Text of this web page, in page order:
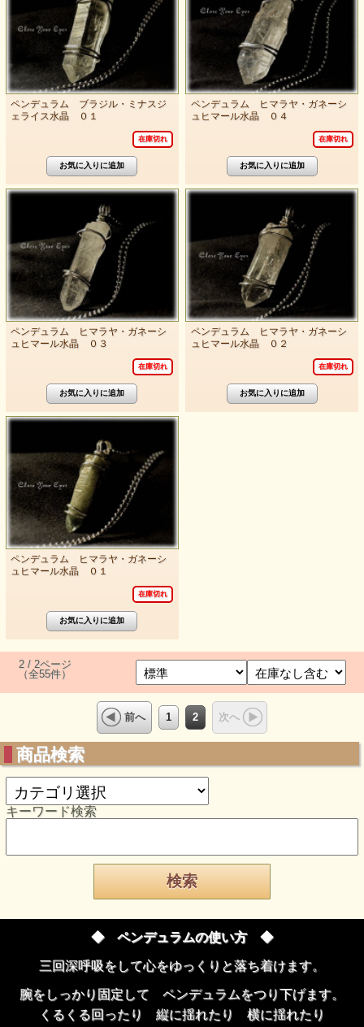
ペンデュラム ブラジル・ミナスジ
ェライス水晶 ０１
在庫切れ
ペンデュラム ヒマラヤ・ガネーシ
ュヒマール水晶 ０４
在庫切れ
ペンデュラム ヒマラヤ・ガネーシ
ュヒマール水晶 ０３
在庫切れ
ペンデュラム ヒマラヤ・ガネーシ
ュヒマール水晶 ０２
在庫切れ
ペンデュラム ヒマラヤ・ガネーシ
ュヒマール水晶 ０１
在庫切れ
2 / 2ページ
（全55件）
前へ 1 2 次へ
商品検索
キーワード検索
◆ ペンデュラムの使い方 ◆
三回深呼吸をして心をゆっくりと落ち着けます。
腕をしっかり固定して ペンデュラムをつり下げます。
くるくる回ったり 縦に揺れたり 横に揺れたり